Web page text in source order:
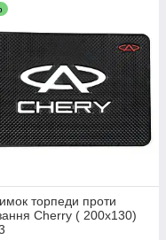
торпеди проти
Cherry ( 200x130)